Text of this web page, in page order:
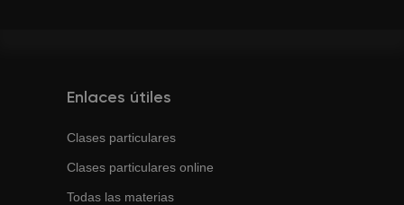
Enlaces útiles
Clases particulares
Clases particulares online
Todas las materias